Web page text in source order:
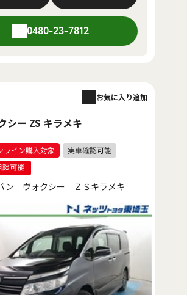
0480-23-7812
シー ZS キラメキ
お気に入り追加
ン ヴォクシー ＺＳキラメキ